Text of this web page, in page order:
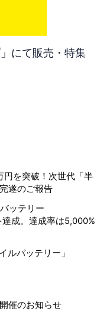
にて販売・特集
円を突破！次世代「半
遂のご報告
ッテリー
達成。達成率は5,000%
ルバッテリー」
催のお知らせ